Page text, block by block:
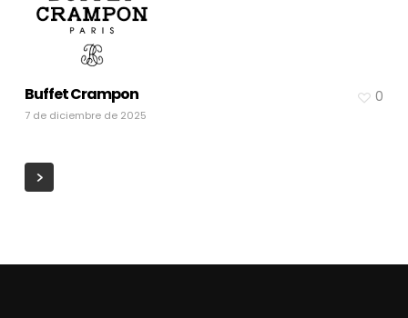
Buffet Crampon
7 de diciembre de 2025
0